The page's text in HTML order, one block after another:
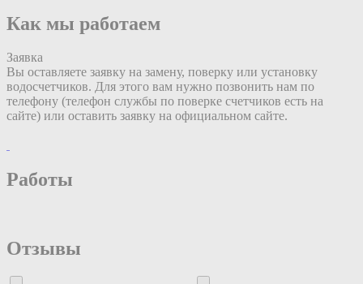
Как мы работаем
Заявка
Вы оставляете заявку на замену, поверку или установку
водосчетчиков. Для этого вам нужно позвонить нам по
телефону (телефон службы по поверке счетчиков есть на
сайте) или оставить заявку на официальном сайте.
Работы
Отзывы